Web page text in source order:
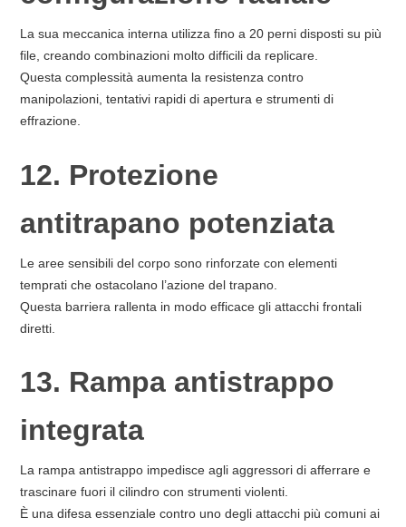
La sua meccanica interna utilizza fino a 20 perni disposti su più
file, creando combinazioni molto difficili da replicare.
Questa complessità aumenta la resistenza contro
manipolazioni, tentativi rapidi di apertura e strumenti di
effrazione.
12. Protezione
antitrapano potenziata
Le aree sensibili del corpo sono rinforzate con elementi
temprati che ostacolano l’azione del trapano.
Questa barriera rallenta in modo efficace gli attacchi frontali
diretti.
13. Rampa antistrappo
integrata
La rampa antistrappo impedisce agli aggressori di afferrare e
trascinare fuori il cilindro con strumenti violenti.
È una difesa essenziale contro uno degli attacchi più comuni ai